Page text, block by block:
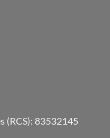
(RCS): 83532145